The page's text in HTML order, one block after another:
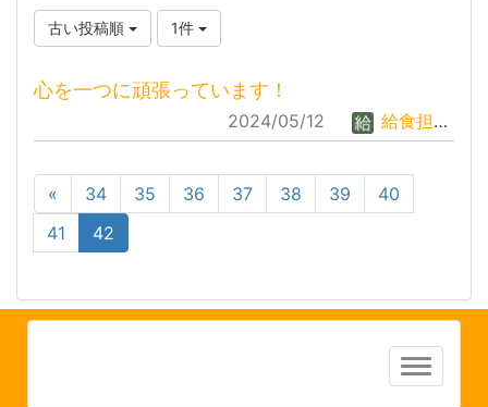
古い投稿順 1件
心を一つに頑張っています！
2024/05/12 給食担当者
« 34 35 36 37 38 39
40
41
42